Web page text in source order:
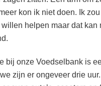
kon ik niet doen. Ik
helpen maar dat kan
bij onze Voedselbank is
zijn er ongeveer drie